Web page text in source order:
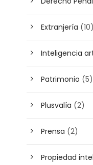
Extranjería (10)
Inteligencia
Patrimonio (5)
Plusvalía (2)
Prensa (2)
Propiedad